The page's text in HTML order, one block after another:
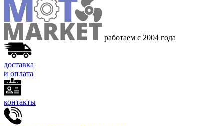
работаем с 2004 года
доставка
и оплата
контакты